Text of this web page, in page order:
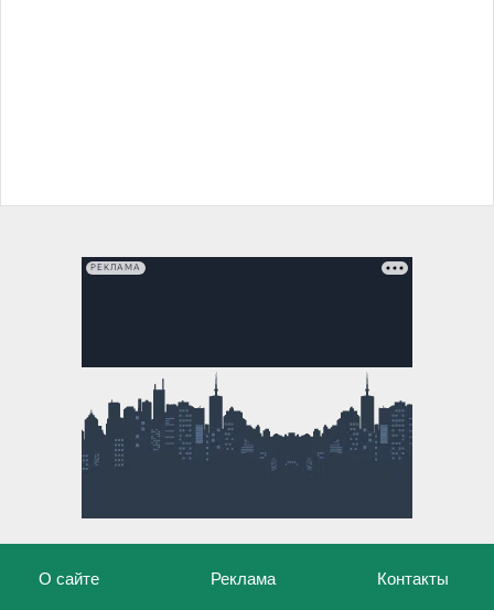
РЕКЛАМА
О сайте Реклама Контакты